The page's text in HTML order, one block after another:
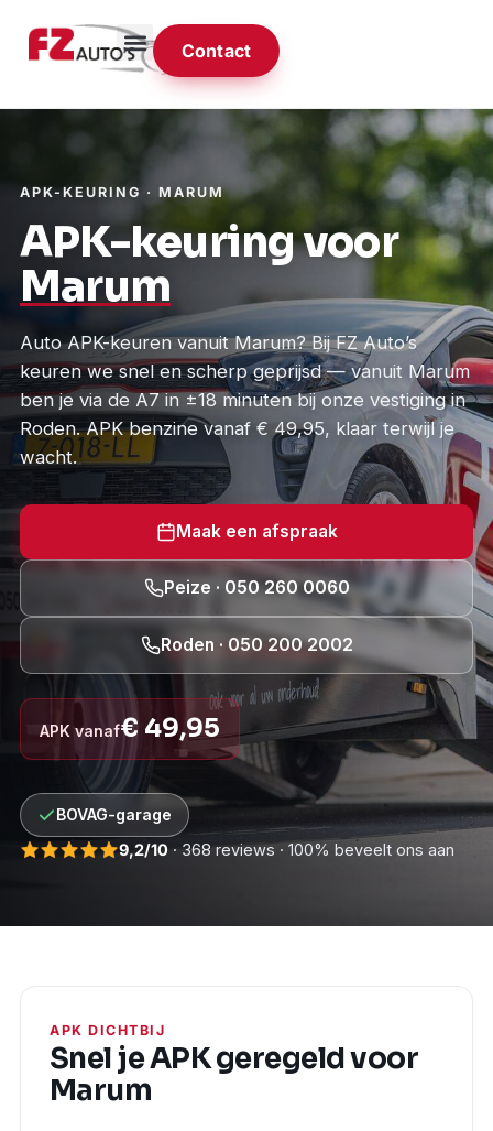
Contact
APK-KEURING · MARUM
APK-keuring voor
Marum
Auto APK-keuren vanuit Marum? Bij FZ Auto’s
keuren we snel en scherp geprijsd — vanuit Marum
ben je via de A7 in ±18 minuten bij onze vestiging in
Roden. APK benzine vanaf € 49,95, klaar terwijl je
wacht.
Maak een afspraak
Peize · 050 260 0060
Roden · 050 200 2002
APK vanaf€ 49,95
BOVAG-garage
9,2/10 · 368 reviews · 100% beveelt ons aan
APK DICHTBIJ
Snel je APK geregeld voor
Marum